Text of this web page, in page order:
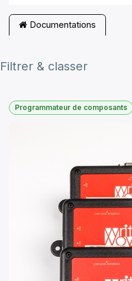
Documentations
Filtrer & classer
Programmateur de composants